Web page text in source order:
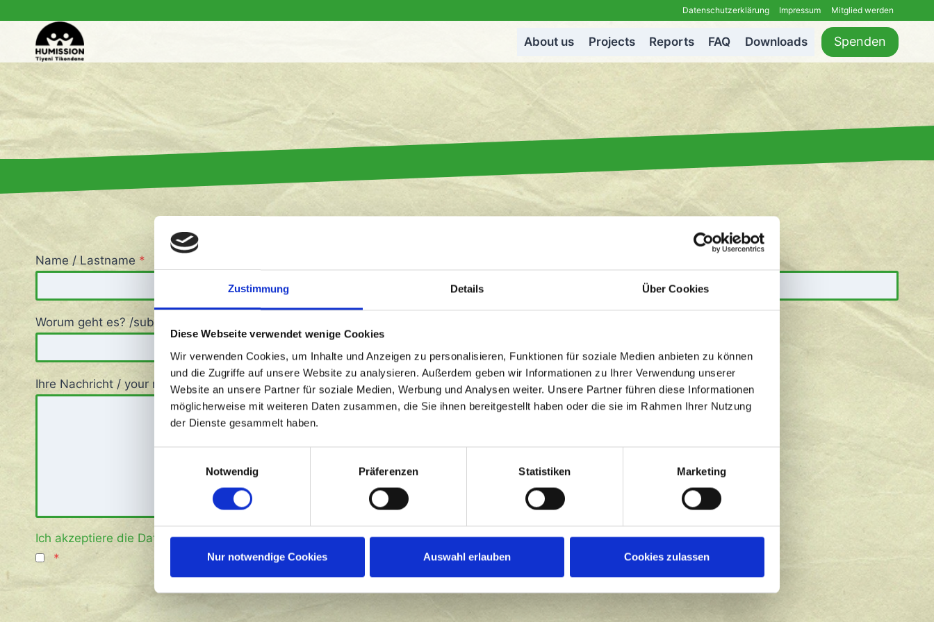
Zustimmung Details Über Cookies
Diese Webseite verwendet wenige Cookies
Wir verwenden Cookies, um Inhalte und Anzeigen zu personalisieren, Funktionen für soziale Medien anbieten zu können
und die Zugriffe auf unsere Website zu analysieren. Außerdem geben wir Informationen zu Ihrer Verwendung unserer
Website an unsere Partner für soziale Medien, Werbung und Analysen weiter. Unsere Partner führen diese Informationen
möglicherweise mit weiteren Daten zusammen, die Sie ihnen bereitgestellt haben oder die sie im Rahmen Ihrer Nutzung
der Dienste gesammelt haben.
Notwendig
Präferenzen Statistiken Marketing
Nur notwendige Cookies Auswahl erlauben Cookies zulassen
springen
Datenschutzerklärung Impressum Mitglied werden
About us Projects Reports FAQ Downloads Spenden
Name / Lastname *
Worum geht es? /subject
Ihre Nachricht / your message
Ich akzeptiere die Datenschutzerklärung
*
Senden